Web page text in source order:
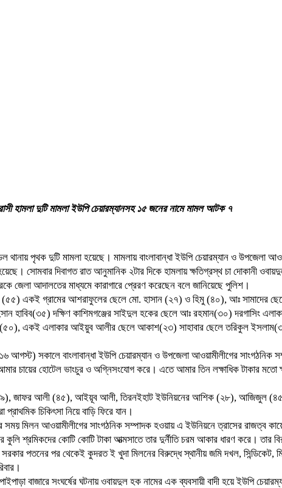
হামলা দুটি মামলা ইউপি চেয়ারম্যানসহ ১৫ জনের নামে মামল আটক ৭
থানায় পৃথক দুটি মামলা হয়েছে। মামলায় বাংলাবান্ধা ইউপি চেয়ারম্যান ও উপজেলা
সোমবার দিবাগত রাত আনুমানিক ২টার দিকে হামলায় ক্ষতিগ্রস্থ চা দোকানী
জেলা আদালতের মাধ্যমে কারাগারে প্রেরণ করেছেন বলে জানিয়েছে পুলিশ।
একই গ্রামের আশরাফুলের ছেলে মো. হাসান (২৭) ও হিমু (৪০), আঃ সামাদের
দক্ষিণ কাশিমগঞ্জের সাইদুল হকের ছেলে আঃ রহমান(৩০) দরগাসিং
একই এলাকার আইয়ুব আলীর ছেলে আকাশ(২৩) সাহাবার ছেলে তরিকুল
আগস্ট) সকালে বাংলাবান্ধা ইউপি চেয়ারম্যান ও উপজেলা আওয়ামীলীগের
আমার চায়ের হোটেল ভাংচুর ও অগ্নিসংযোগ করে। এতে আমার তিন লক্ষাধিক টাকার
জাফর আলী (৪৫), আইয়ূব আলী, তিরনইহাট ইউনিয়নের আশিক (২৮), আজিজুল
চিকিৎসা নিয়ে বাড়ি ফিরে যান।
সময় মিলন আওয়ামীলীগের সাংগঠনিক সম্পাদক হওয়ায় এ ইউনিয়নে ত্রাসের রাজত্ব
শ্রমিকদের কোটি কোটি টাকা আত্মসাতে তার দুর্নীতি চরম আকার ধারণ করে। তার
পতনের পর থেকেই কুদরত ই খুদা মিলনের বিরুদ্ধে স্থানীয় জমি দখল, সিন্ডিকেট,
বাজারে সংঘর্ষের ঘটনায় ওবায়দুল হক নামের এক ব্যবসায়ী বাদী হয়ে ইউপি